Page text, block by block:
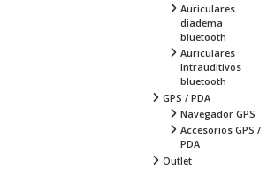
Auriculares
diadema
bluetooth
Auriculares
Intrauditivos
bluetooth
GPS / PDA
Navegador GPS
Accesorios GPS /
PDA
Outlet